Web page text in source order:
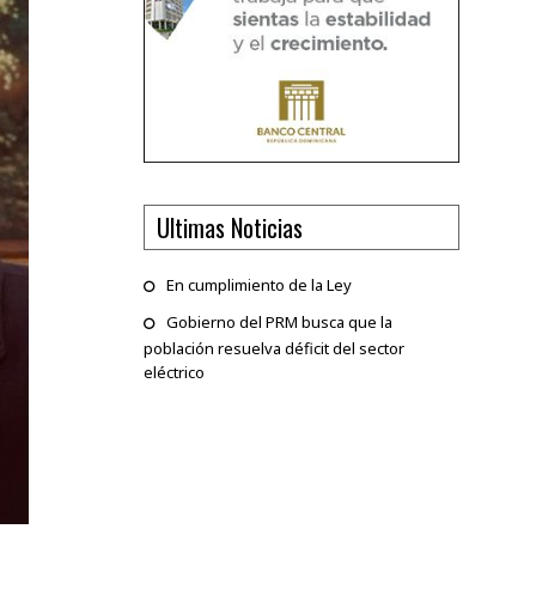
Ultimas Noticias
En cumplimiento de la Ley
Gobierno del PRM busca que la
población resuelva déficit del sector
eléctrico